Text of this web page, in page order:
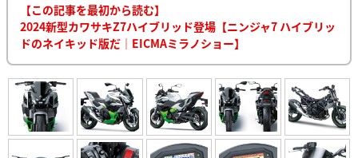
【この記事を最初から読む】
2024新型カワサキZ7ハイブリッド登場【ニンジャ7 ハイブリッ
ドのネイキッド版だ｜EICMAミラノショー】